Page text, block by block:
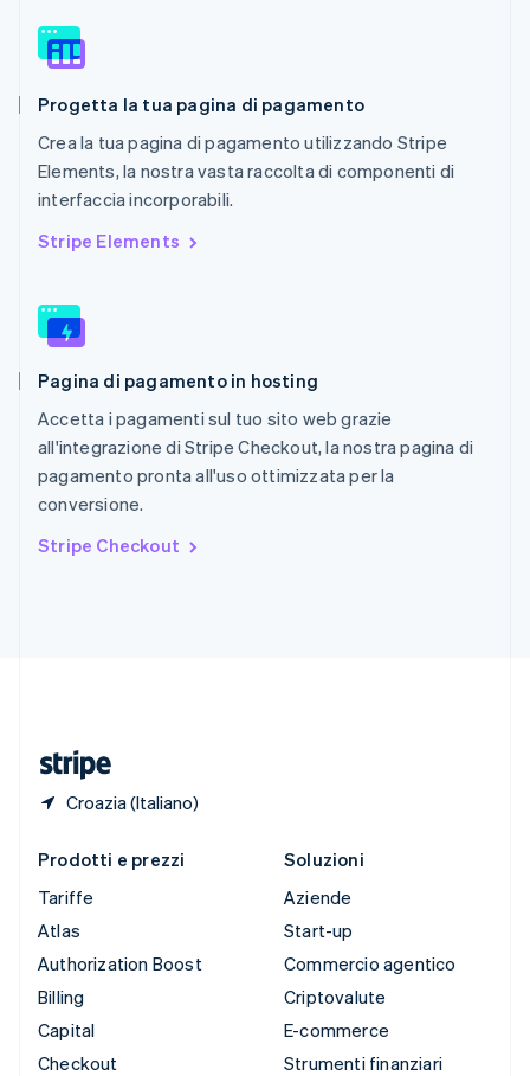
Progetta la tua pagina di pagamento
Crea la tua pagina di pagamento utilizzando Stripe
Elements, la nostra vasta raccolta di componenti di
interfaccia incorporabili.
Stripe Elements
Pagina di pagamento in hosting
Accetta i pagamenti sul tuo sito web grazie
all'integrazione di Stripe Checkout, la nostra pagina di
pagamento pronta all'uso ottimizzata per la
conversione.
Stripe Checkout
Croazia (Italiano)
Nederlands
Polonia
English
Portogallo
Português English
RAS di Hong Kong, Cina
English 简体中文
Regno Unito
Repubblica Ceca
English
Singapore
Slovacchia
English
Slovenia
EnglishItaliano
Spagna
EspañolEnglish
EnglishEspañol 简体中文
Prodotti e prezzi
Tariffe
Atlas
Authorization Boost
Billing
Capital
Checkout
Soluzioni
Aziende
Start-up
Commercio agentico
Criptovalute
E-commerce
Strumenti finanziari